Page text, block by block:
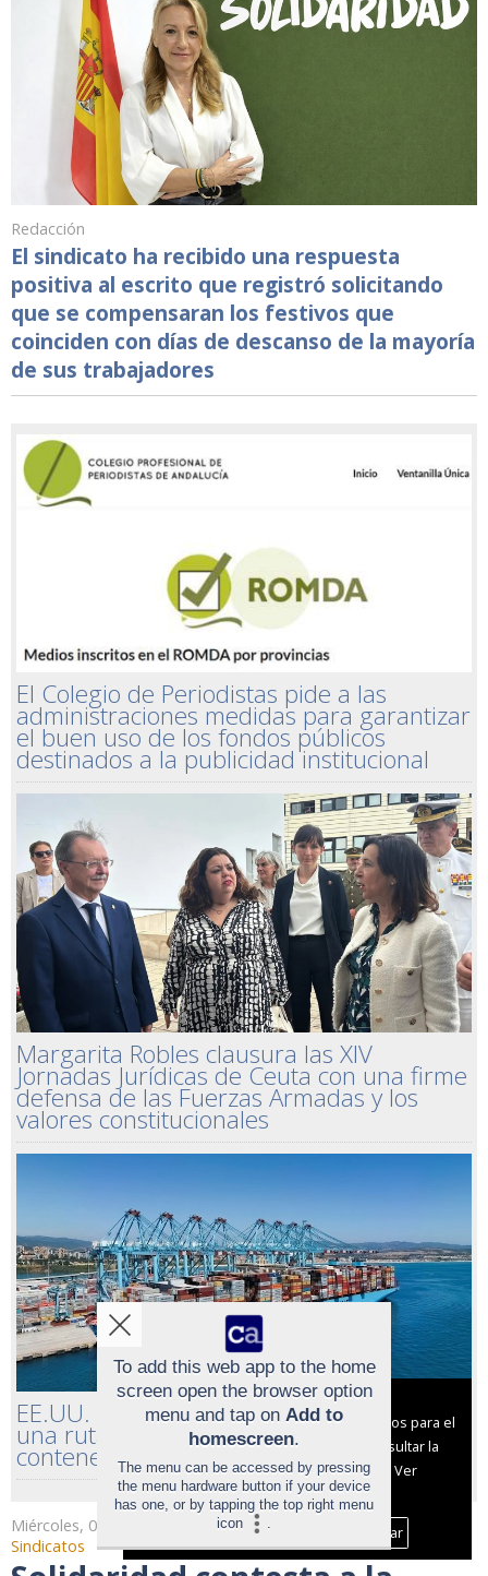
Redacción
El sindicato ha recibido una respuesta
positiva al escrito que registró solicitando
que se compensaran los festivos que
coinciden con días de descanso de la mayoría
de sus trabajadores
El Colegio de Periodistas pide a las
administraciones medidas para garantizar
el buen uso de los fondos públicos
destinados a la publicidad institucional
Margarita Robles clausura las XIV
Jornadas Jurídicas de Ceuta con una firme
defensa de las Fuerzas Armadas y los
valores constitucionales
EE.UU. excluye al puerto de Algeciras de
una ruta marítima estratégica de
contenedores
Miércoles, 03 de Junio de 2026
Sindicatos
To add this web app to the home
screen open the browser option
menu and tap on Add to
homescreen.
The menu can be accessed by pressing
the menu hardware button if your device
has one, or by tapping the top right menu
icon
.
Aviso sobre el Uso de cookies:
Utilizamos cookies nuestras y de terceros para el
funcionamiento del digital. Puedes consultar la
lista de cookies y como desconectarlas.
Ver
nuestra Política de Privacidad y Cookies
Aceptar Cookies
Personalizar